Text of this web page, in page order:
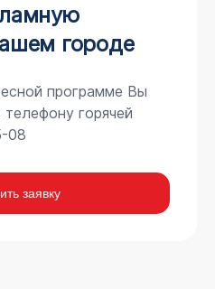
городе
программе Вы
горячей
08
заявку